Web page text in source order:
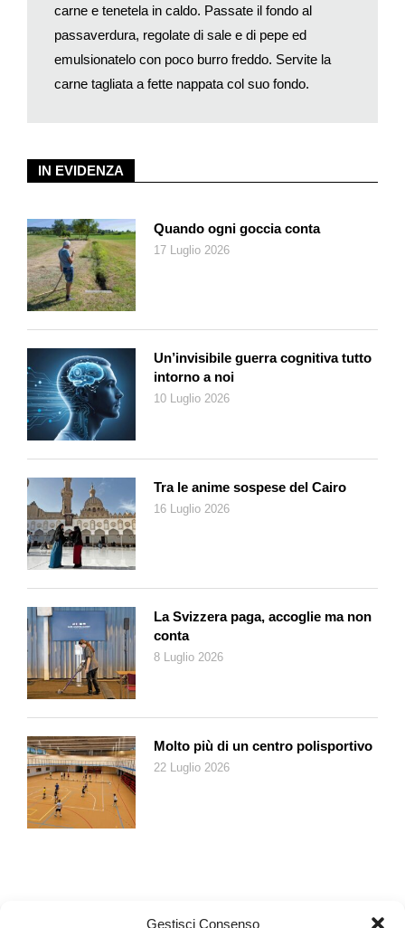
Gestisci Consenso
IN EVIDENZA
Quando ogni goccia conta
17 Luglio 2026
Un’invisibile guerra cognitiva tutto
intorno a noi
10 Luglio 2026
Tra le anime sospese del Cairo
16 Luglio 2026
La Svizzera paga, accoglie ma non
conta
8 Luglio 2026
Molto più di un centro polisportivo
22 Luglio 2026
carne e tenetela in caldo. Passate il fondo al
passaverdura, regolate di sale e di pepe ed
emulsionatelo con poco burro freddo. Servite la
carne tagliata a fette nappata col suo fondo.